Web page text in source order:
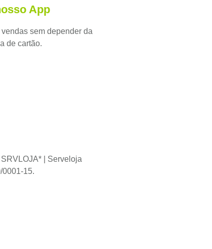
App
sem depender da
de cartão.
| Serveloja
0001-15.